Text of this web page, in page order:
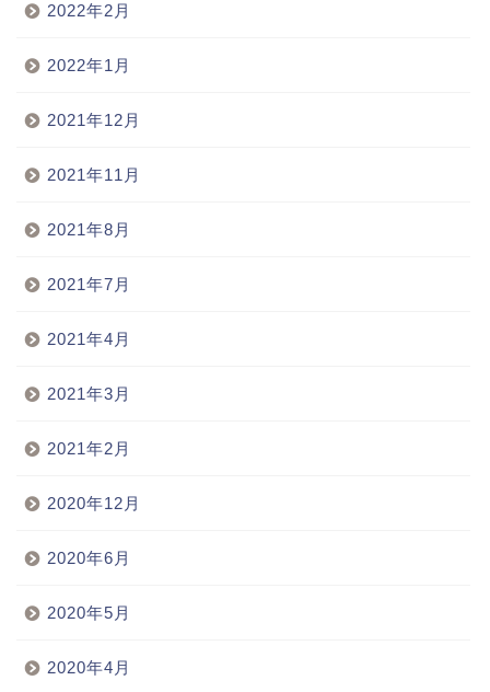
2022年2月
2022年1月
2021年12月
2021年11月
2021年8月
2021年7月
2021年4月
2021年3月
2021年2月
2020年12月
2020年6月
2020年5月
2020年4月